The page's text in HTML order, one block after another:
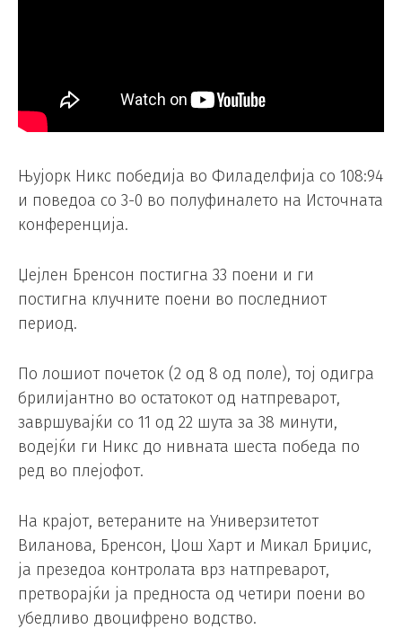
Њујорк Никс победија во Филаделфија со 108:94
и поведоа со 3-0 во полуфиналето на Источната
конференција.
Џејлен Бренсон постигна 33 поени и ги
постигна клучните поени во последниот
период.
По лошиот почеток (2 од 8 од поле), тој одигра
брилијантно во остатокот од натпреварот,
завршувајќи со 11 од 22 шута за 38 минути,
водејќи ги Никс до нивната шеста победа по
ред во плејофот.
На крајот, ветераните на Универзитетот
Виланова, Бренсон, Џош Харт и Микал Бриџис,
ја презедоа контролата врз натпреварот,
претворајќи ја предноста од четири поени во
убедливо двоцифрено водство.